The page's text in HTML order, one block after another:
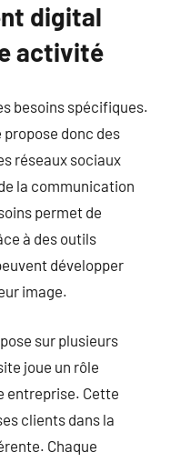
digital
activité
besoins spécifiques.
donc des
réseaux sociaux
la communication
permet de
à des outils
développer
image.
sur plusieurs
joue un rôle
entreprise. Cette
clients dans la
Chaque